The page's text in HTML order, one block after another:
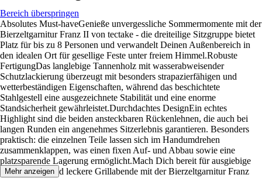
Bereich überspringen
Absolutes Must-haveGenieße unvergessliche Sommermomente mit der
Bierzeltgarnitur Franz II von tectake - die dreiteilige Sitzgruppe bietet
Platz für bis zu 8 Personen und verwandelt Deinen Außenbereich in
den idealen Ort für gesellige Feste unter freiem Himmel.Robuste
FertigungDas langlebige Tannenholz mit wasserabweisender
Schutzlackierung überzeugt mit besonders strapazierfähigen und
wetterbeständigen Eigenschaften, während das beschichtete
Stahlgestell eine ausgezeichnete Stabilität und eine enorme
Standsicherheit gewährleistet.Durchdachtes DesignEin echtes
Highlight sind die beiden ansteckbaren Rückenlehnen, die auch bei
langen Runden ein angenehmes Sitzerlebnis garantieren. Besonders
praktisch: die einzelnen Teile lassen sich im Handumdrehen
zusammenklappen, was einen fixen Auf- und Abbau sowie eine
platzsparende Lagerung ermöglicht.Mach Dich bereit für ausgiebige
Gartenpartys und leckere Grillabende mit der Bierzeltgarnitur Franz
Mehr anzeigen